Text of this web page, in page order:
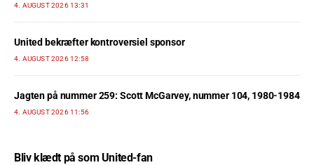
4. AUGUST 2026 13:31
United bekræfter kontroversiel sponsor
4. AUGUST 2026 12:58
Jagten på nummer 259: Scott McGarvey, nummer 104, 1980-1984
4. AUGUST 2026 11:56
Bliv klædt på som United-fan